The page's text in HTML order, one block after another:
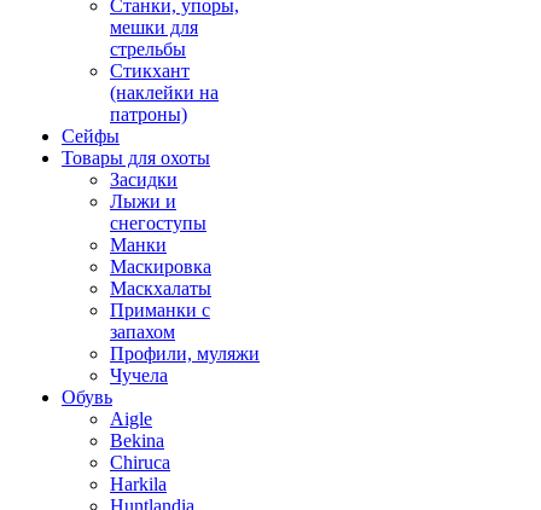
Станки, упоры,
мешки для
стрельбы
Стикхант
(наклейки на
патроны)
Сейфы
Товары для охоты
Засидки
Лыжи и
снегоступы
Манки
Маскировка
Маскхалаты
Приманки с
запахом
Профили, муляжи
Чучела
Обувь
Aigle
Bekina
Chiruсa
Harkila
Huntlandia